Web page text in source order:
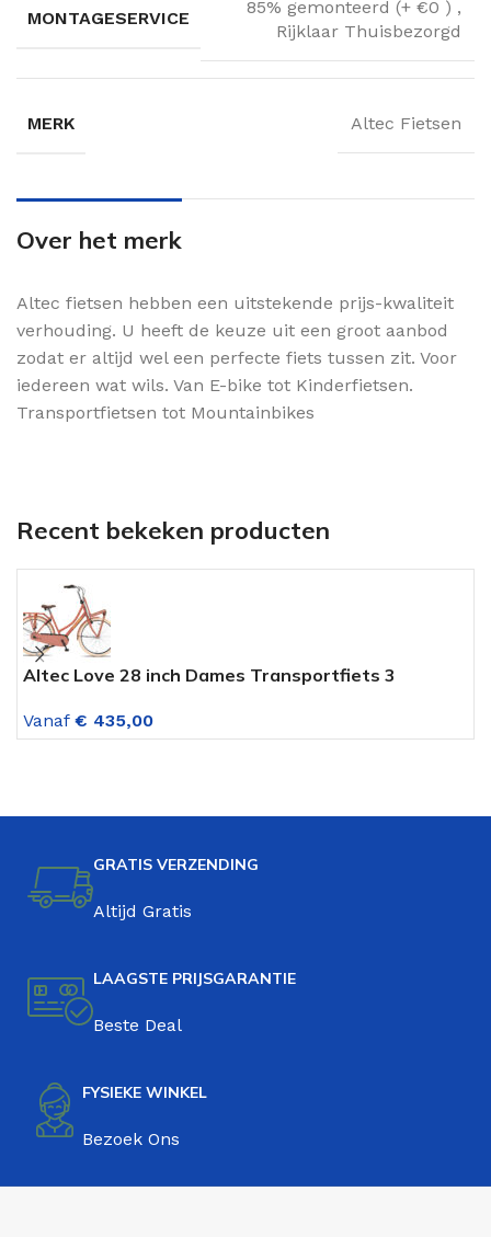
MONTAGESERVICE
85% gemonteerd (+ €0 ) ,
Rijklaar Thuisbezorgd
MERK Altec Fietsen
Over het merk
Altec fietsen hebben een uitstekende prijs-kwaliteit
verhouding. U heeft de keuze uit een groot aanbod
zodat er altijd wel een perfecte fiets tussen zit. Voor
iedereen wat wils. Van E-bike tot Kinderfietsen.
Transportfietsen tot Mountainbikes
Recent bekeken producten
Altec Love 28 inch Dames Transportfiets 3
Vanaf € 435,00
GRATIS VERZENDING
Altijd Gratis
LAAGSTE PRIJSGARANTIE
Beste Deal
FYSIEKE WINKEL
Bezoek Ons